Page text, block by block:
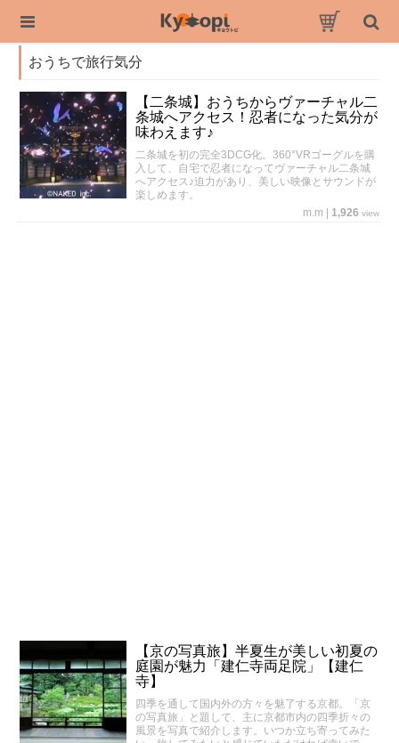
おうちで旅行気分
【二条城】おうちからヴァーチャル二
条城へアクセス！忍者になった気分が
味わえます♪
二条城を初の完全3DCG化。360°VRゴーグルを購
入して、自宅で忍者になってヴァーチャル二条城
へアクセス♪迫力があり、美しい映像とサウンドが
楽しめます。
m.m
1,926 view
【京の写真旅】半夏生が美しい初夏の
庭園が魅力「建仁寺両足院」【建仁
寺】
四季を通して国内外の方々を魅了する京都。「京
の写真旅」と題して、主に京都市内の四季折々の
風景を写真で紹介します。いつか立ち寄ってみた